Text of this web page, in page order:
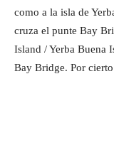
como a la isla de
cruza el punte Bay
Island / Yerba Buena
Bay Bridge. Por